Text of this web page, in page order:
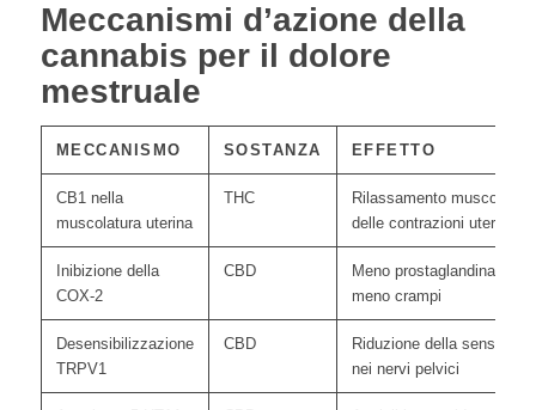
Meccanismi d’azione della
cannabis per il dolore
mestruale
MECCANISMO SOSTANZA EFFETTO
CB1 nella
muscolatura uterina
THC
Rilassamento muscolare,
delle contrazioni uterine
Inibizione della
COX-2
CBD
Meno prostaglandina E2/
meno crampi
Desensibilizzazione
TRPV1
CBD
Riduzione della sensibilità
nei nervi pelvici